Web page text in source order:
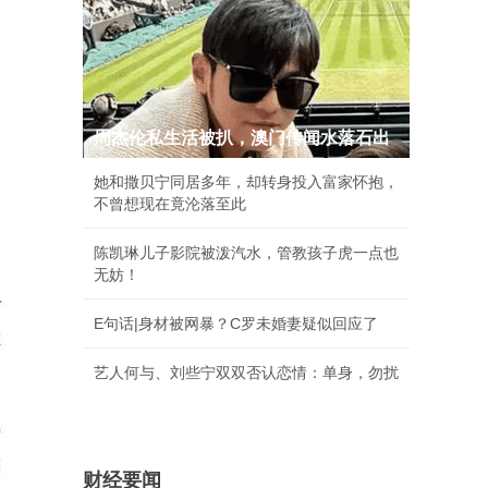
周杰伦私生活被扒，澳门传闻水落石出
她和撒贝宁同居多年，却转身投入富家怀抱，
不曾想现在竟沦落至此
陈凯琳儿子影院被泼汽水，管教孩子虎一点也
无妨！
E句话|身材被网暴？C罗未婚妻疑似回应了
艺人何与、刘些宁双双否认恋情：单身，勿扰
财经要闻